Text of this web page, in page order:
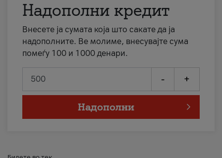
Надополни кредит
Внесете ја сумата која што сакате да ја
надополните. Ве молиме, внесувајте сума
помеѓу 100 и 1000 денари.
- +
Надополни